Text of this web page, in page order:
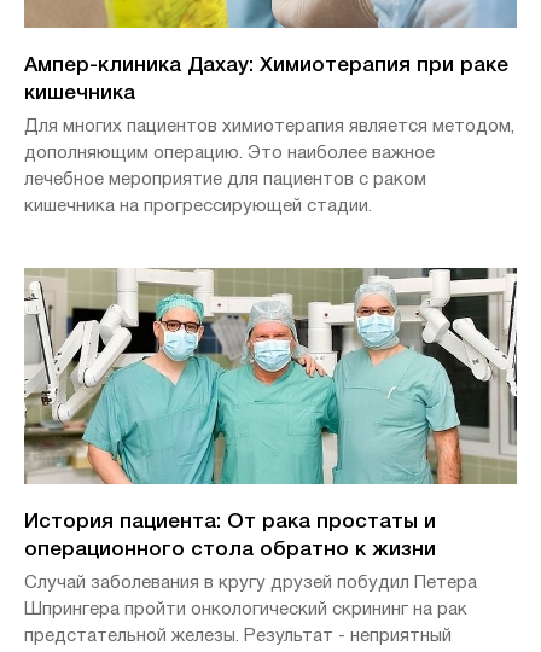
Ампер-клиника Дахау: Химиотерапия при раке
кишечника
Для многих пациентов химиотерапия является методом,
дополняющим операцию. Это наиболее важное
лечебное мероприятие для пациентов с раком
кишечника на прогрессирующей стадии.
История пациента: От рака простаты и
операционного стола обратно к жизни
Случай заболевания в кругу друзей побудил Петера
Шпрингера пройти онкологический скрининг на рак
предстательной железы. Результат - неприятный